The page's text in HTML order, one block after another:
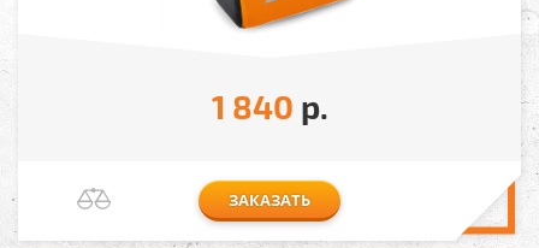
1 840 р.
ЗАКАЗАТЬ